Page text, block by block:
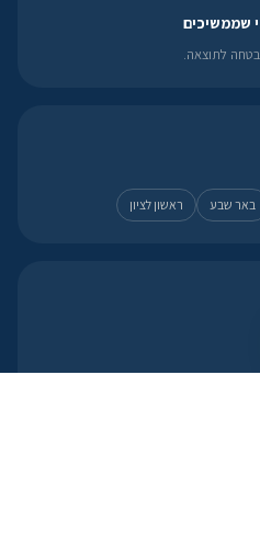
שממשיכים
לתוצאה.
באר שבע ראשון לציון